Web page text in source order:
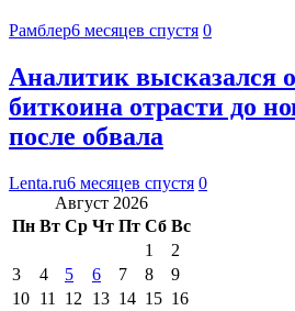
Рамблер6 месяцев спустя 0
Аналитик высказался
биткоина отрасти до
после обвала
Lenta.ru6 месяцев спустя 0
Август 2026
Пн Вт Ср Чт Пт Сб Вс
1
2
3
4 5 6 7 8
9
10 11 12 13 14 15 16